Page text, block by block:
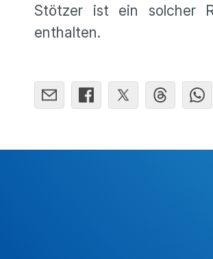
Stötzer ist ein solcher
enthalten.